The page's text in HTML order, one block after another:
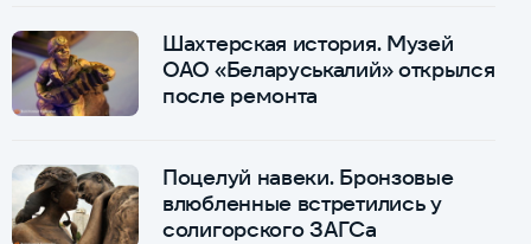
Шахтерская история. Музей
ОАО «Беларуськалий» открылся
после ремонта
Поцелуй навеки. Бронзовые
влюбленные встретились у
солигорского ЗАГСа